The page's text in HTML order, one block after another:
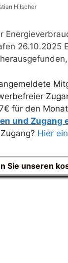
Hilscher
26.10.2025
für den
und Zugang
Hier
Sie unseren